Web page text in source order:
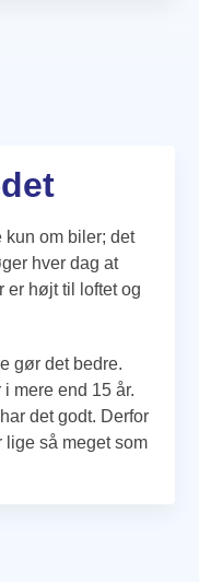
kun om biler; det
hver dag at
er højt til loftet og
gør det bedre.
mere end 15 år.
det godt. Derfor
lige så meget som